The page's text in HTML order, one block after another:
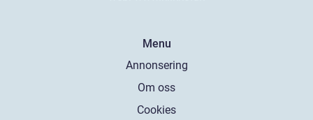
Menu
Annonsering
Om oss
Cookies